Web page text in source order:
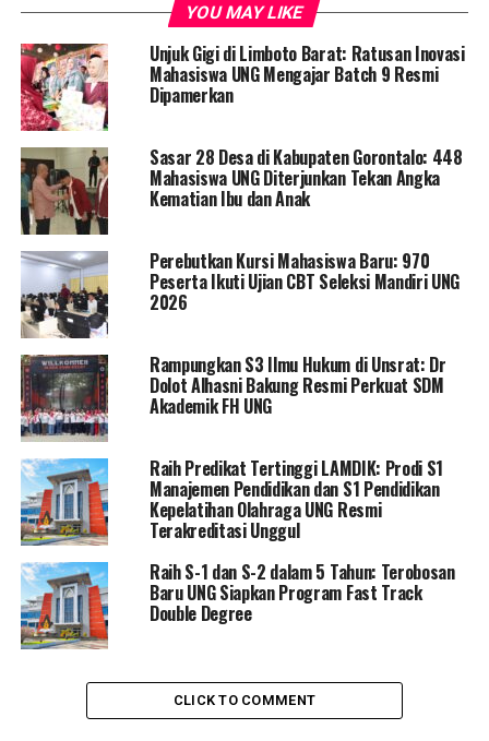
(95,21), sekaligus mempertahankan posisinya sebagai
PTN terbaik dalam kategori transparansi informasi di
kawasan Sulawesi.
Dalam keterangannya, Rektor UNG, Prof. Dr. Ir. Eduart
Wolok, menyampaikan kebanggaan atas pencapaian ini.
“Predikat ‘Informatif’ bukan sekadar penghargaan,
tetapi cerminan komitmen UNG sebagai badan publik
pemerintah untuk terus meningkatkan kualitas layanan
informasi sesuai amanat Undang-Undang Keterbukaan
Informasi Publik. Ini adalah bukti nyata bahwa
transparansi dan akuntabilitas menjadi fondasi dalam
tata kelola universitas,” ujarnya.
Eduart juga menegaskan bahwa keberhasilan ini tidak
lepas dari sinergi seluruh civitas akademika. “Terima
kasih kepada seluruh dosen, tenaga kependidikan, dan
mahasiswa yang telah mendukung implementasi
keterbukaan informasi. Kolaborasi ini menjadi kunci
utama dalam memastikan layanan informasi yang
transparan, akurat, dan mudah diakses oleh
masyarakat,” tambahnya.
Anugerah Keterbukaan Informasi Publik 2024 diikuti
oleh 363 badan publik dari berbagai sektor, termasuk
kementerian, lembaga negara, pemerintah provinsi,
BUMN, PTN, dan partai politik. Penilaian dilakukan
melalui proses monitoring dan evaluasi (monev) yang
YOU MAY LIKE
Unjuk Gigi di Limboto Barat: Ratusan Inovasi
Mahasiswa UNG Mengajar Batch 9 Resmi
Dipamerkan
Sasar 28 Desa di Kabupaten Gorontalo: 448
Mahasiswa UNG Diterjunkan Tekan Angka
Kematian Ibu dan Anak
Perebutkan Kursi Mahasiswa Baru: 970
Peserta Ikuti Ujian CBT Seleksi Mandiri UNG
2026
Rampungkan S3 Ilmu Hukum di Unsrat: Dr
Dolot Alhasni Bakung Resmi Perkuat SDM
Akademik FH UNG
Raih Predikat Tertinggi LAMDIK: Prodi S1
Manajemen Pendidikan dan S1 Pendidikan
Kepelatihan Olahraga UNG Resmi
Terakreditasi Unggul
Raih S-1 dan S-2 dalam 5 Tahun: Terobosan
Baru UNG Siapkan Program Fast Track
Double Degree
CLICK TO COMMENT